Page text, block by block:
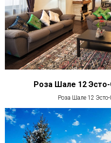
Роза Шале 12
Роза Шале 12